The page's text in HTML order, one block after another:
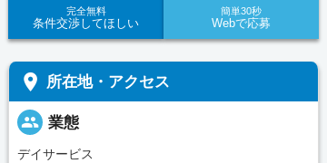
完全無料
条件交渉してほしい
簡単30秒
Webで応募
place 所在地・アクセス
people 業態
デイサービス